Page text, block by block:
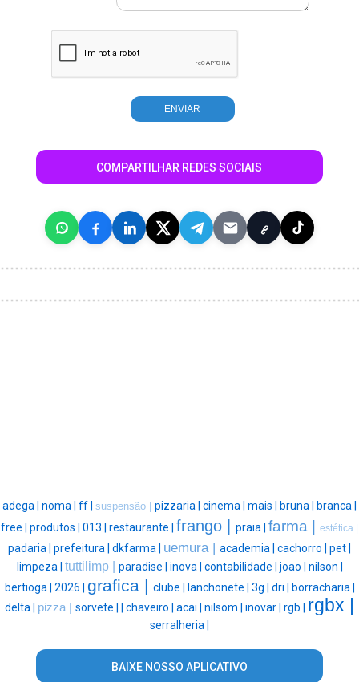
COMPARTILHAR REDES SOCIAIS
adega | noma | ff | suspensão | pizzaria | cinema | mais | bruna |
branca |
free | produtos | 013 | restaurante | frango | praia | farma | estética |
padaria | prefeitura | dkfarma | uemura | academia | cachorro | pet |
limpeza | tuttilimp | paradise | inova | contabilidade | joao | nilson |
bertioga | 2026 | grafica | clube | lanchonete | 3g | dri |
borracharia |
delta | pizza | sorvete | chaveiro | acai | nilsom | inovar | rgb | rgbx |
serralheria |
BAIXE NOSSO APLICATIVO